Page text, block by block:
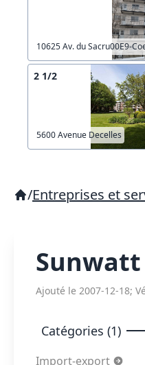
10625 Av. du Sacru00E9-
2 1/2
5600 Avenue Decelles
/Entreprises et
Ajouté le 2007-12-18;
Catégories (1)
Import-export